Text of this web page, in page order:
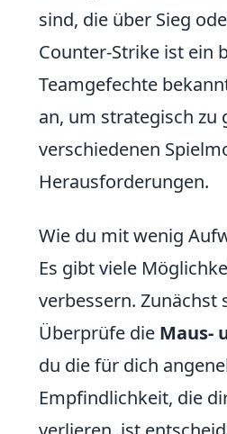
sind, die über Sieg
Counter-Strike ist ein
Teamgefechte
an, um strategisch zu
verschiedenen
Herausforderungen.
Wie du mit wenig
Es gibt viele
verbessern.
Überprüfe die Maus-
du die für dich
Empfindlichkeit, die